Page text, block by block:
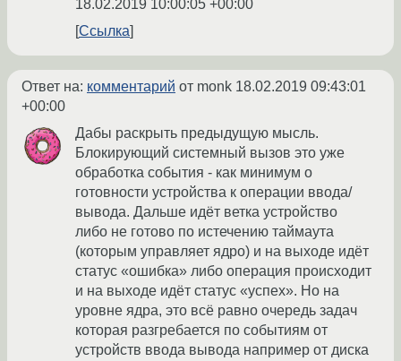
18.02.2019 10:00:05 +00:00
Ссылка
Ответ на: комментарий от monk 18.02.2019 09:43:01
+00:00
Дабы раскрыть предыдущую мысль.
Блокирующий системный вызов это уже
обработка события - как минимум о
готовности устройства к операции ввода/
вывода. Дальше идёт ветка устройство
либо не готово по истечению таймаута
(которым управляет ядро) и на выходе идёт
статус «ошибка» либо операция происходит
и на выходе идёт статус «успех». Но на
уровне ядра, это всё равно очередь задач
которая разгребается по событиям от
устройств ввода вывода например от диска